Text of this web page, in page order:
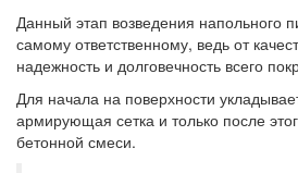
Данный этап возведения напольного
самому ответственному, ведь от
надежность и долговечность всего
Для начала на поверхности
армирующая сетка и только после
бетонной смеси.